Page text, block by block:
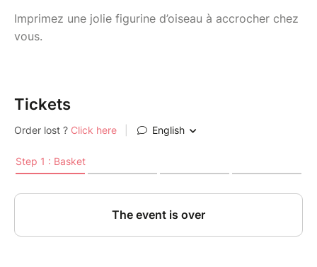
Imprimez une jolie figurine d’oiseau à accrocher chez
vous.
Tickets